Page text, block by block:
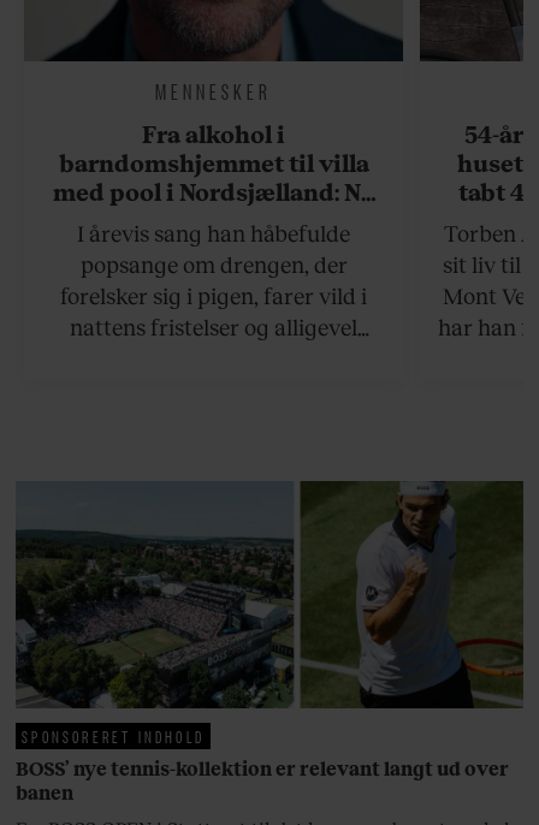
MENNESKER
Fra alkohol i
barndomshjemmet til villa
med pool i Nordsjælland: Nu
skal du høre sandheden om
Rasmus Seebach
I årevis sang han håbefulde
popsange om drengen, der
forelsker sig i pigen, farer vild i
nattens fristelser og alligevel
blevet voksen. Her indtager
fortællerens plads i et portræt om
arv, angst, familieliv, frygten for
at miste stemmen og den
livsglæde, han nægter at give slip
på.
54-
huset
tabt
Torben
sit liv til
Mont
har han
SPONSORERET INDHOLD
BOSS’ nye tennis-kollektion er relevant langt ud over
banen